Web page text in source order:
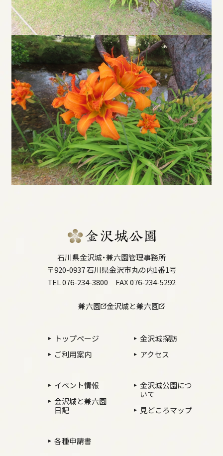
夜間開園・ライトアップ
二の丸御殿の復元整備
石垣の復旧
金沢城の特徴
歴代の城主、ゆかりの人物
天守、三階櫓の史料
縄張りの変遷
明治時代以降の変遷
石垣の博物館
三十間長屋
土蔵（鶴丸倉庫）
旧第六旅団司令部庁舎、軍隊の遺構
辰巳用水の石管、石製の井戸枠
金沢城の復元整備
菱櫓・五十間長屋・橋爪門続櫓
築城の技
漆喰壁、海鼠壁の技
金沢城の調査研究
石川県金沢城・兼六園管理事務所
〒920-0937 石川県金沢市丸の内1番1号
TEL 076-234-3800 FAX 076-234-5292
兼六園 金沢城と兼六園
トップページ
ご利用案内
金沢城探訪
アクセス
イベント情報
金沢城と兼六園
日記
金沢城公園につ
いて
見どころマップ
各種申請書